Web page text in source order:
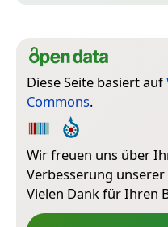
Diese Seite basiert auf
Commons.
Wir freuen uns über
Verbesserung
Vielen Dank für Ihren